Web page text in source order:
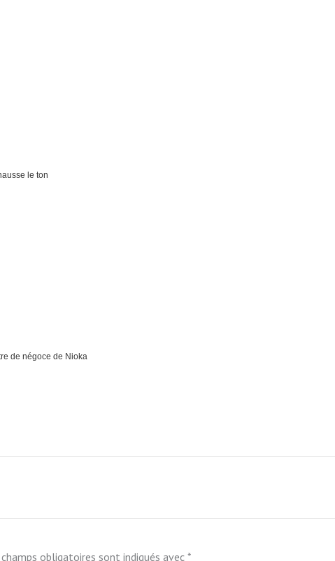
le ton
de négoce de Nioka
champs obligatoires sont indiqués avec *